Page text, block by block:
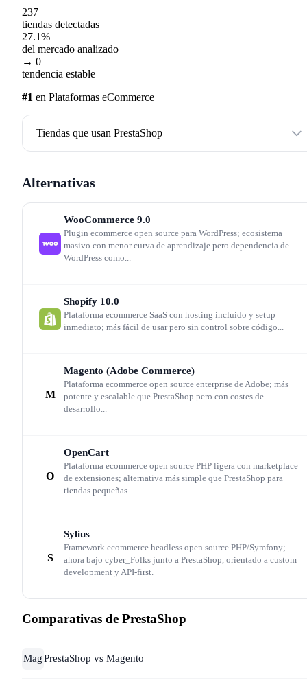
infraestructura web con experiencia en hosting y
lo que podría reforzar la oferta cloud de PrestaShop. Lo
preocupante: cada cambio de propiedad ha reorientado
prioridades, y los módulos y themes de terceros tardan
adaptarse.
Arquitectura Symfony: ventaja técnica
real
La migración a Symfony completada en PrestaShop 8.x
sitúa la plataforma en una base técnica moderna. Twig
templates, Doctrine para base de datos y el sistema de
respeta estándares de la industria PHP. Para agencias y
desarrolladores, esto significa talento más accesible
PrestaShop) y un código base más mantenible que
versiones anteriores.
diferencial
PrestaShop permite gestionar múltiples tiendas con
catálogos compartidos o independientes, clientes
merchants que operan en varios mercados europeos con
por sí sola la elección de PrestaShop sobre
237
tiendas detectadas
27.1%
del mercado analizado
→ 0
tendencia estable
#1 en Plataformas eCommerce
Tiendas que usan PrestaShop
Alternativas
WooCommerce 9.0
Plugin ecommerce open source para WordPress; ecosistema
masivo con menor curva de aprendizaje pero dependencia de
WordPress como...
Shopify 10.0
Plataforma ecommerce SaaS con hosting incluido y setup
inmediato; más fácil de usar pero sin control sobre código...
M
Magento (Adobe Commerce)
Plataforma ecommerce open source enterprise de Adobe; más
potente y escalable que PrestaShop pero con costes de
desarrollo...
O
OpenCart
Plataforma ecommerce open source PHP ligera con marketplace
de extensiones; alternativa más simple que PrestaShop para
tiendas pequeñas.
S
Sylius
Framework ecommerce headless open source PHP/Symfony;
ahora bajo cyber_Folks junto a PrestaShop, orientado a custom
development y API-first.
Comparativas de PrestaShop
MagPrestaShop vs Magento